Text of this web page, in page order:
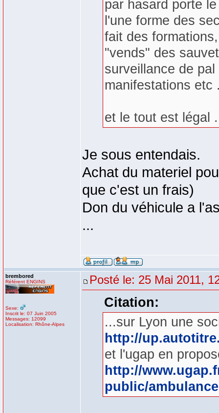
par hasard porte
l'une forme des
fait des
"vends" des
surveillance de
manifestations etc
et le tout est légal
Je sous entendais.
Achat du materiel
que c'est un frais)
Don du véhicule a
...
brembored
Référent ENGINS
Sexe:
Inscrit le: 07 Juin 2005
Messages: 12099
Localisation: Rhône-Alpes
Posté le: 25 Mai 2011,
Citation:
...sur Lyon une
http://
et l'ugap en
http://
public/